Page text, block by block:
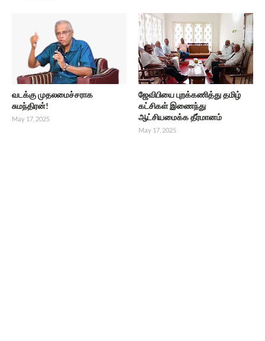
வடக்கு முதலமைச்சராக
சுமந்திரன்!
May 17, 2025
ஜேவிபியை புறக்கணித்து தமிழ்
கட்சிகள் இணைந்து
ஆட்சியமைக்க தீர்மானம்
May 17, 2025